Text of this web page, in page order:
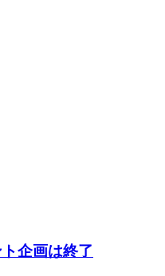
企画は終了